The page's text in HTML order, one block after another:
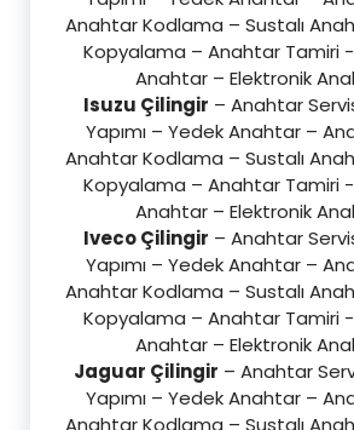
Anahtar Kodlama – Sustalı
Kopyalama – Anahtar Tamiri
Anahtar – Elektronik
Isuzu Çilingir – Anahtar
Yapımı – Yedek Anahtar –
Anahtar Kodlama – Sustalı
Kopyalama – Anahtar Tamiri
Anahtar – Elektronik
Iveco Çilingir – Anahtar
Yapımı – Yedek Anahtar –
Anahtar Kodlama – Sustalı
Kopyalama – Anahtar Tamiri
Anahtar – Elektronik
Jaguar Çilingir – Anahtar
Yapımı – Yedek Anahtar –